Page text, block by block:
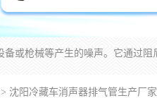
> 沈阳冷藏车消声器排气管生产厂家